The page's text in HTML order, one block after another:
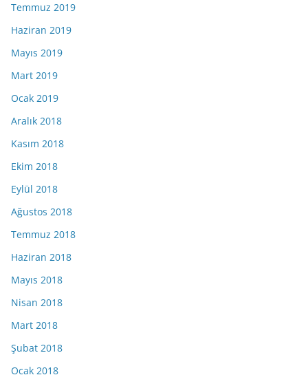
Temmuz 2019
Haziran 2019
Mayıs 2019
Mart 2019
Ocak 2019
Aralık 2018
Kasım 2018
Ekim 2018
Eylül 2018
Ağustos 2018
Temmuz 2018
Haziran 2018
Mayıs 2018
Nisan 2018
Mart 2018
Şubat 2018
Ocak 2018